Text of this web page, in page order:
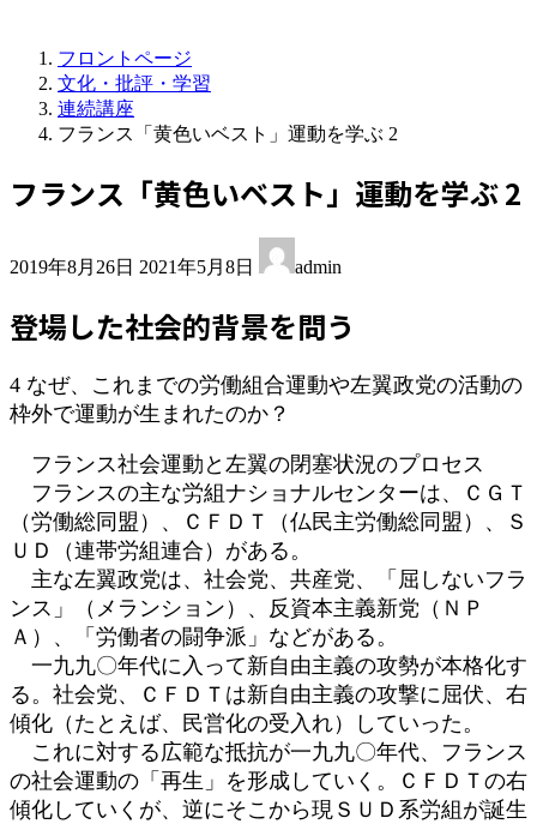
フロントページ
文化・批評・学習
連続講座
フランス「黄色いベスト」運動を学ぶ 2
フランス「黄色いベスト」運動を学ぶ 2
2019年8月26日 終
新
時
:
2021年5月8日 admin
登場した社会的背景を問う
4 なぜ、これまでの労働組合運動や左翼政党の活動の
枠外で運動が生まれたのか？
フランス社会運動と左翼の閉塞状況のプロセス
フランスの主な労組ナショナルセンターは、ＣＧＴ
（労働総同盟）、ＣＦＤＴ（仏民主労働総同盟）、Ｓ
ＵＤ（連帯労組連合）がある。
主な左翼政党は、社会党、共産党、「屈しないフラ
ンス」（メランション）、反資本主義新党（ＮＰ
Ａ）、「労働者の闘争派」などがある。
一九九〇年代に入って新自由主義の攻勢が本格化す
る。社会党、ＣＦＤＴは新自由主義の攻撃に屈伏、右
傾化（たとえば、民営化の受入れ）していった。
これに対する広範な抵抗が一九九〇年代、フランス
の社会運動の「再生」を形成していく。ＣＦＤＴの右
傾化していくが、逆にそこから現ＳＵＤ系労組が誕生